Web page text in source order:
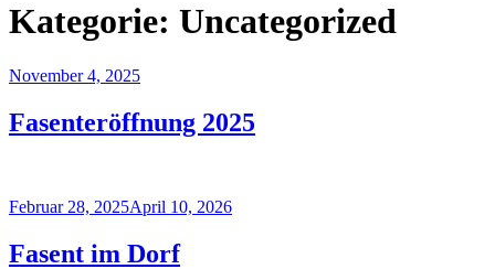
Kategorie: Uncategorized
Veröffentlicht
November 4, 2025
Fasenteröffnung 2025
Veröffentlicht
Februar 28, 2025April 10, 2026
Fasent im Dorf